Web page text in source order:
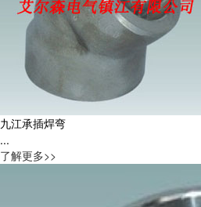
九江承插焊弯
...
了解更多>>